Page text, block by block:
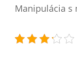
Manipulácia s